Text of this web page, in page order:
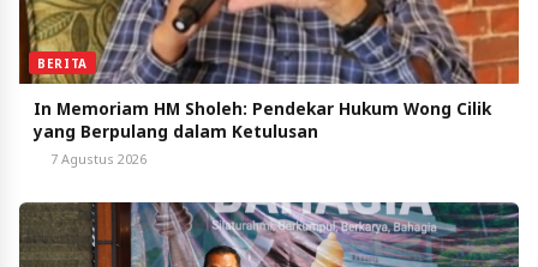
BERITA
In Memoriam HM Sholeh: Pendekar Hukum Wong Cilik
yang Berpulang dalam Ketulusan
7 Agustus 2026